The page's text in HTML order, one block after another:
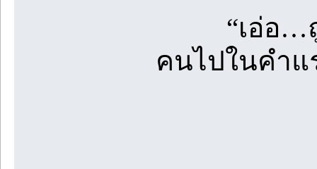
“เอ่อ…ถูก
คนไปในคำแ